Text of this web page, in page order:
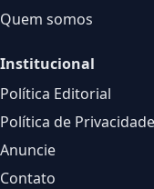
Quem somos
Institucional
Política Editorial
Política de Privacidade
Anuncie
Contato